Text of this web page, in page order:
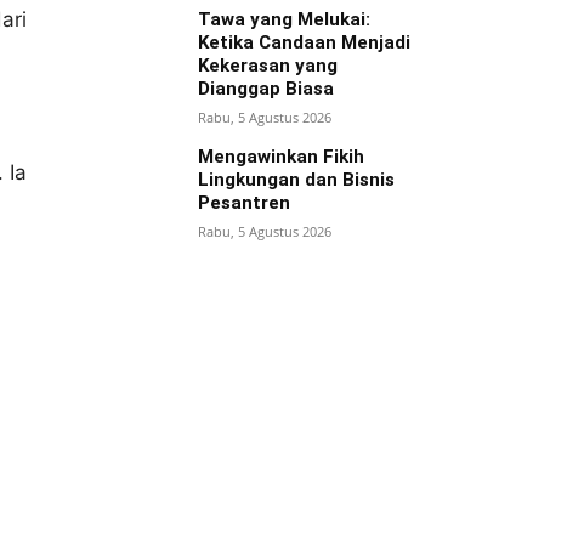
Ia
Tawa yang Melukai:
Ketika Candaan Menjadi
Kekerasan yang
Dianggap Biasa
Rabu, 5 Agustus 2026
Mengawinkan Fikih
Lingkungan dan Bisnis
Pesantren
Rabu, 5 Agustus 2026